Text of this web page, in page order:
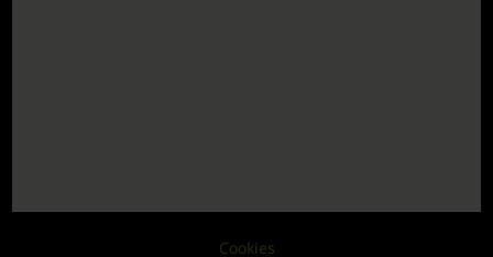
Cookies